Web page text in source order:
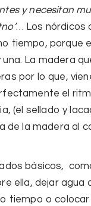
y necesitan
… Los nórdicos
tiempo, porque
una. La madera
por lo que,
el
(el sellado y
de la madera al
básicos,
ella, dejar agua
tiempo o colocar